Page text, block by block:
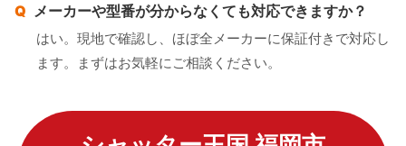
メーカーや型番が分からなくても対応できますか？
はい。現地で確認し、ほぼ全メーカーに保証付きで対応し
ます。まずはお気軽にご相談ください。